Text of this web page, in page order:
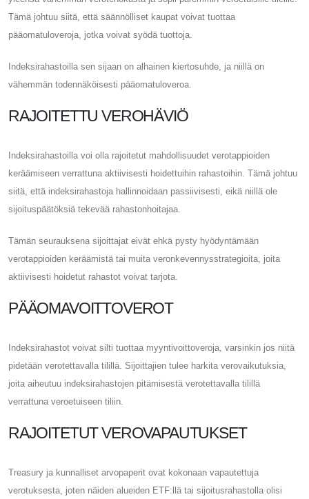
Tämä johtuu siitä, että säännölliset kaupat voivat tuottaa
pääomatuloveroja, jotka voivat syödä tuottoja.
Indeksirahastoilla sen sijaan on alhainen kiertosuhde, ja niillä on
vähemmän todennäköisesti pääomatuloveroa.
RAJOITETTU VEROHÄVIÖ
Indeksirahastoilla voi olla rajoitetut mahdollisuudet verotappioiden
keräämiseen verrattuna aktiivisesti hoidettuihin rahastoihin. Tämä johtuu
siitä, että indeksirahastoja hallinnoidaan passiivisesti, eikä niillä ole
sijoituspäätöksiä tekevää rahastonhoitajaa.
Tämän seurauksena sijoittajat eivät ehkä pysty hyödyntämään
verotappioiden keräämistä tai muita veronkevennysstrategioita, joita
aktiivisesti hoidetut rahastot voivat tarjota.
PÄÄOMAVOITTOVEROT
Indeksirahastot voivat silti tuottaa myyntivoittoveroja, varsinkin jos niitä
pidetään verotettavalla tilillä. Sijoittajien tulee harkita verovaikutuksia,
joita aiheutuu indeksirahastojen pitämisestä verotettavalla tilillä
verrattuna veroetuiseen tiliin.
RAJOITETUT VEROVAPAUTUKSET
Treasury ja kunnalliset arvopaperit ovat kokonaan vapautettuja
verotuksesta, joten näiden alueiden ETF:llä tai sijoitusrahastolla olisi